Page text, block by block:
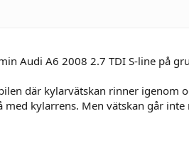
Audi A6 2008 2.7 TDI S-line på
där kylarvätskan rinner igenom
med kylarrens. Men vätskan går